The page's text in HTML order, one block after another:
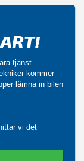
tjänst
kommer
lämna in bilen
vi det